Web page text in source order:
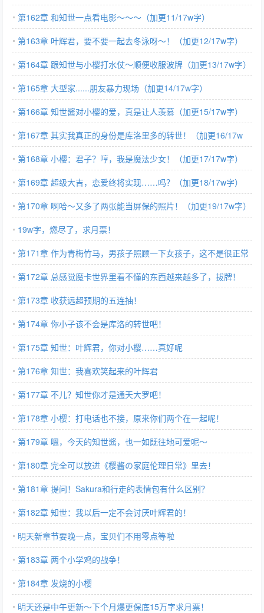
字）
第162章 和知世一点看电影～～～（加更11/17w字）
第163章 叶辉君，要不要一起去冬泳呀～！（加更12/17w字）
第164章 跟知世与小樱打水仗～顺便收服波牌（加更13/17w字）
第165章 大型家......朋友暴力现场（加更14/17w字）
第166章 知世酱对小樱的爱，真是让人羡慕（加更15/17w字）
第167章 其实我真正的身份是库洛里多的转世！（加更16/17w
字）
第168章 小樱：君子？哼，我是魔法少女！（加更17/17w字）
第169章 超级大吉，恋爱终将实现……吗？（加更18/17w字）
第170章 啊哈～又多了两张能当屏保的照片！（加更19/17w字）
19w字，燃尽了，求月票！
第171章 作为青梅竹马，男孩子照顾一下女孩子，这不是很正常
的事情吗？
第172章 总感觉魔卡世界里看不懂的东西越来越多了，拔牌！
第173章 收获远超预期的五连抽！
第174章 你小子该不会是库洛的转世吧！
第175章 知世：叶辉君，你对小樱……真好呢
第176章 知世：我喜欢笑起来的叶辉君
第177章 不儿？知世你才是通天大罗吧！
第178章 小樱：打电话也不接，原来你们两个在一起呢！
第179章 嗯，今天的知世酱，也一如既往地可爱呢～
第180章 完全可以放进《樱酱の家庭伦理日常》里去！
第181章 提问！Sakura和行走的表情包有什么区别？
第182章 知世：我以后一定不会讨厌叶辉君的！
明天新章节要晚一点，宝贝们不用零点等啦
第183章 两个小学鸡的战争！
第184章 发烧的小樱
明天还是中午更新～下个月爆更保底15万字求月票！